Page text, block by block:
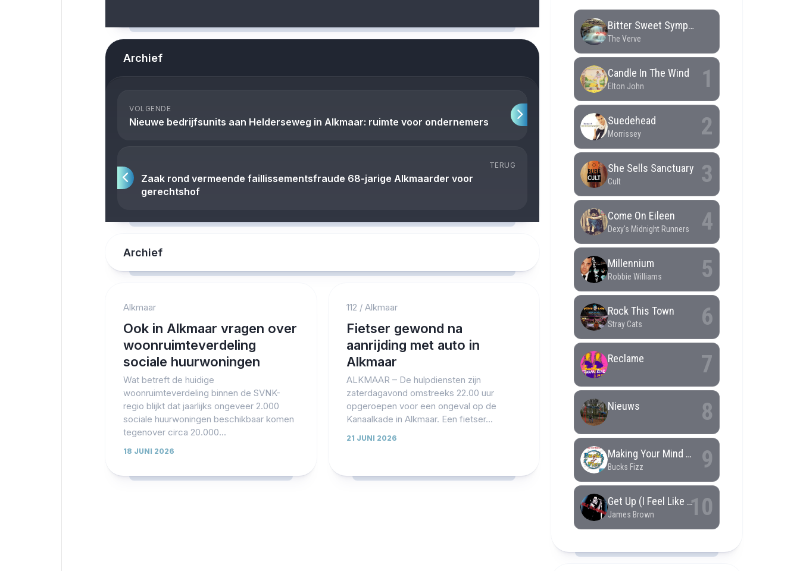
Archief
VOLGENDE
Nieuwe bedrijfsunits aan Helderseweg in Alkmaar: ruimte voor ondernemers
TERUG
Zaak rond vermeende faillissementsfraude 68-jarige Alkmaarder voor
gerechtshof
Archief
Alkmaar
Ook in Alkmaar vragen over
woonruimteverdeling
sociale huurwoningen
Wat betreft de huidige
woonruimteverdeling binnen de SVNK-
regio blijkt dat jaarlijks ongeveer 2.000
sociale huurwoningen beschikbaar komen
tegenover circa 20.000...
18 JUNI 2026
112 / Alkmaar
Fietser gewond na
aanrijding met auto in
Alkmaar
ALKMAAR – De hulpdiensten zijn
zaterdagavond omstreeks 22.00 uur
opgeroepen voor een ongeval op de
Kanaalkade in Alkmaar. Een fietser...
21 JUNI 2026